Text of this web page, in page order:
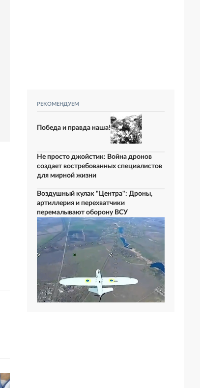
РЕКОМЕНДУЕМ
Победа и правда наша!
Не просто джойстик: Война дронов
создает востребованных специалистов
для мирной жизни
Воздушный кулак "Центра": Дроны,
артиллерия и перехватчики
перемалывают оборону ВСУ